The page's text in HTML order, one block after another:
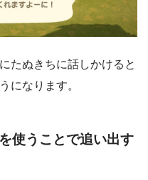
たぬきちに話しかけると
になります。
使うことで追い出す